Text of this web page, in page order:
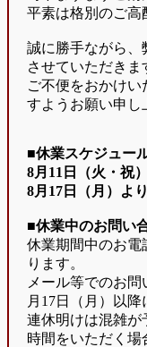
平素は格別のご高
誠に勝手ながら、
させていただきま
ご不便をおかけい
すようお願い申し
■休業スケジュー
8月11日（火・祝
8月17日（月）より
■休業中のお問い
休業期間中のお電
ります。
メール等でのお
月17日（月）以降
連休明けは混雑が
時間をいただく場